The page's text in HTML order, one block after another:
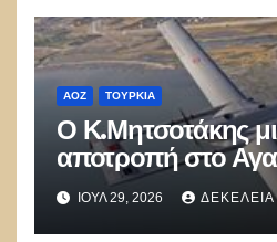
ΑΟΖ ΤΟΥΡΚΊΑ
Ο Κ.Μητσοτάκης
αποτροπή στο
Τούρκοι
και drone
ΙΟΎΛ 29, 2026 ΔΕΚΈΛΕΙΑ